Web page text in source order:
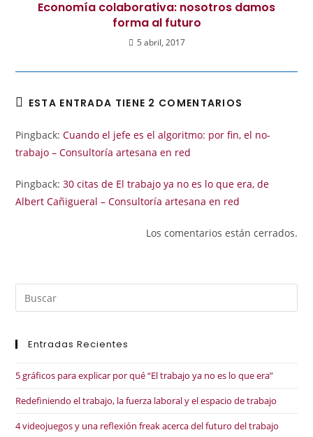
Economía colaborativa: nosotros damos
forma al futuro
5 abril, 2017
ESTA ENTRADA TIENE 2 COMENTARIOS
Pingback:Cuando el jefe es el algoritmo: por fin, el no-
trabajo – Consultoría artesana en red
Pingback:30 citas de El trabajo ya no es lo que era, de
Albert Cañigueral – Consultoría artesana en red
Los comentarios están cerrados.
Entradas Recientes
5 gráficos para explicar por qué “El trabajo ya no es lo que era”
Redefiniendo el trabajo, la fuerza laboral y el espacio de trabajo
4 videojuegos y una reflexión freak acerca del futuro del trabajo